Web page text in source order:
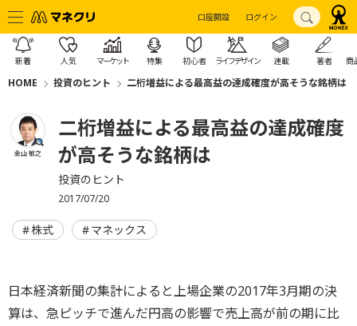
口座開設 ログイン
新着 人気 マーケット 特集 初心者 ライフデザイン 連載 著者 商
HOME 投資のヒント 二桁増益による最高益の達成確度が高そうな銘柄は
金山 敏之
二桁増益による最高益の達成確度
が高そうな銘柄は
投資のヒント
2017/07/20
株式 マネックス
日本経済新聞の集計によると上場企業の2017年3月期の決
算は、急ピッチで進んだ円高の影響で売上高が前の期に比